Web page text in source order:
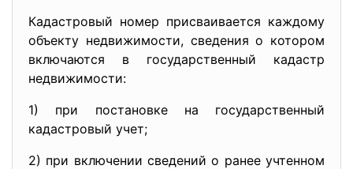
Кадастровый номер присваивается каждому
объекту недвижимости, сведения о котором
включаются в государственный кадастр
недвижимости:
1) при постановке на государственный
кадастровый учет;
2) при включении сведений о ранее учтенном